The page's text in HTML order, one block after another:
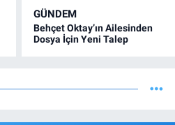
GÜNDEM
Behçet Oktay’ın Ailesinden
Dosya İçin Yeni Talep